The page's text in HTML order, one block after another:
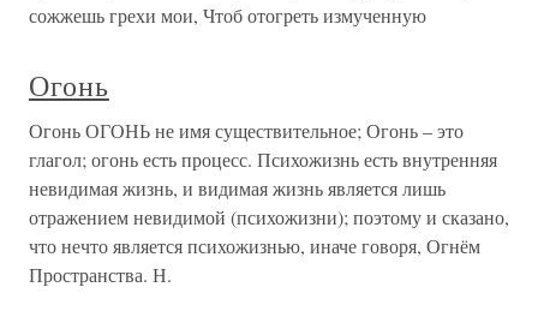
сожжешь грехи мои, Чтоб отогреть измученную
Огонь
Огонь ОГОНЬ не имя существительное; Огонь – это
глагол; огонь есть процесс. Психожизнь есть внутренняя
невидимая жизнь, и видимая жизнь является лишь
отражением невидимой (психожизни); поэтому и сказано,
что нечто является психожизнью, иначе говоря, Огнём
Пространства. Н.